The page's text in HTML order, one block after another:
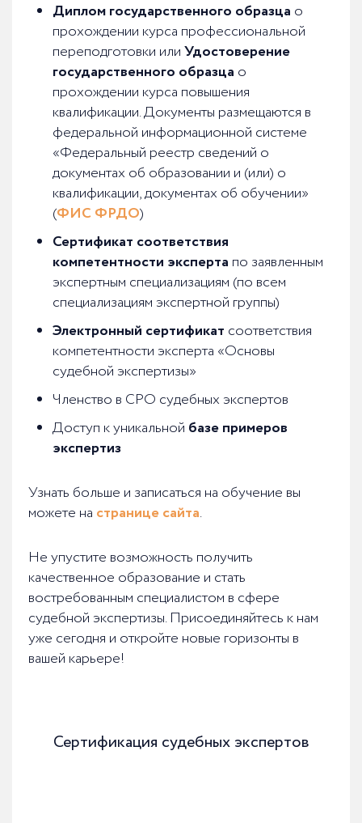
Диплом государственного образца о
прохождении курса профессиональной
переподготовки илиУдостоверение
государственного образца о
прохождении курса повышения
квалификации. Документы размещаются в
федеральной информационной системе
«Федеральный реестр сведений о
документах об образовании и (или) о
квалификации, документах об обучении»
(ФИС ФРДО)
Сертификат соответствия
компетентности эксперта по заявленным
экспертным специализациям (по всем
специализациям экспертной группы)
Электронный сертификат соответствия
компетентности эксперта «Основы
судебной экспертизы»
Членство в СРО судебных экспертов
Доступ к уникальной базе примеров
экспертиз
Узнать больше и записаться на обучение вы
можете на странице сайта.
Не упустите возможность получить
качественное образование и стать
востребованным специалистом в сфере
судебной экспертизы. Присоединяйтесь к нам
уже сегодня и откройте новые горизонты в
вашей карьере!
Сертификация судебных экспертов